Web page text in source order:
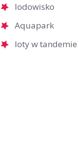
lodowisko
Aquapark
loty w tandemie